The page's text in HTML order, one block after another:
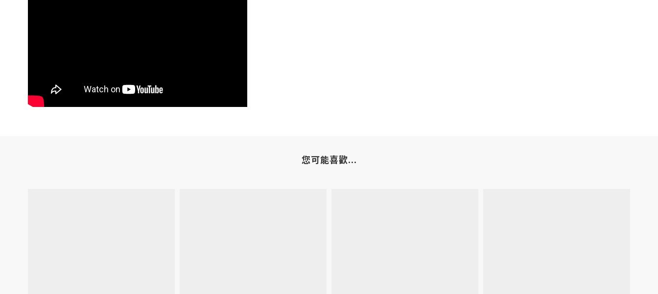
您可能喜歡...